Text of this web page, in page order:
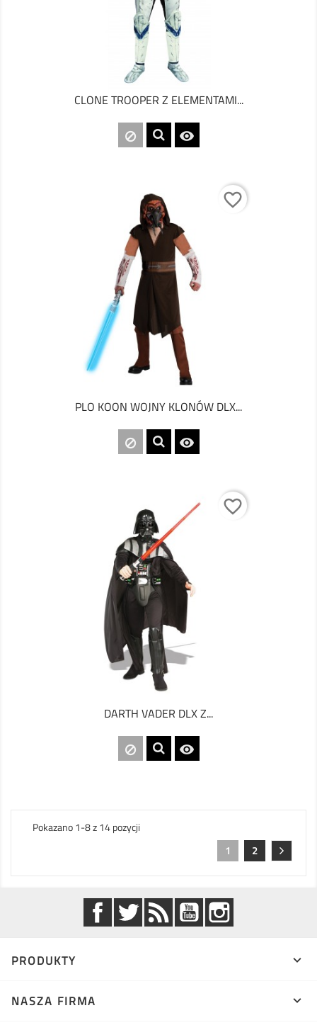
CLONE TROOPER Z ELEMENTAMI...

favorite_border
PLO KOON WOJNY KLONÓW DLX...

favorite_border
DARTH VADER DLX Z...

Pokazano 1-8 z 14 pozycji
1
2
FacebookTwitter Rss YouTube
PRODUKTY 
NASZA FIRMA 